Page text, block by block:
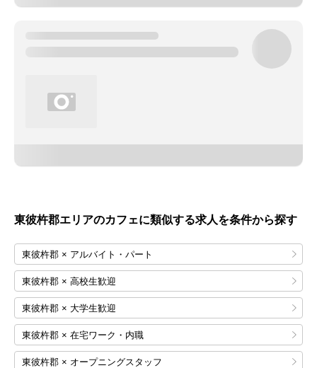
東彼杵郡エリアのカフェに類似する求人を条件から探す
東彼杵郡 × アルバイト・パート
東彼杵郡 × 高校生歓迎
東彼杵郡 × 大学生歓迎
東彼杵郡 × 在宅ワーク・内職
東彼杵郡 × オープニングスタッフ